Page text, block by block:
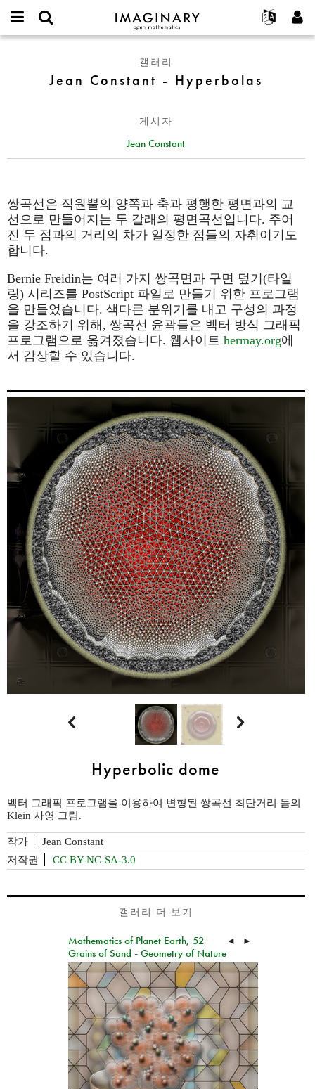
IMAGINARY
open
Français
Deutsch
Español
Türkçe
Programs
Hands-On
Texts
나머지 보기...
프로젝트
참가하기
username
가입하기
Constant
갤러리
Jean Constant - Hyperbolas
게시자
Jean Constant
쌍곡선은 직원뿔의 양쪽과 축과 평행한 평면과의 교
선으로 만들어지는 두 갈래의 평면곡선입니다. 주어
진 두 점과의 거리의 차가 일정한 점들의 자취이기도
합니다.
Bernie Freidin는 여러 가지 쌍곡면과 구면 덮기(타일
링) 시리즈를 PostScript 파일로 만들기 위한 프로그램
을 만들었습니다. 색다른 분위기를 내고 구성의 과정
을 강조하기 위해, 쌍곡선 윤곽들은 벡터 방식 그래픽
프로그램으로 옮겨졌습니다. 웹사이트 hermay.org에
서 감상할 수 있습니다.
 
Hyperbolic dome
벡터 그래픽 프로그램을 이용하여 변형된 쌍곡선 최단거리 돔의
Klein 사영 그림.
작가 Jean Constant
저작권 CC BY-NC-SA-3.0
갤러리 더 보기
Mathematics of Planet Earth, 52
Grains of Sand - Geometry of Nature
◄ ►